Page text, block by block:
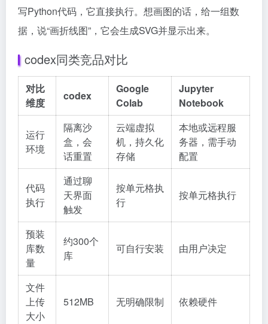
写Python代码，它直接执行。想画图的话，给一组数
据，说“画折线图”，它会生成SVG并显示出来。
codex同类竞品对比
对比
维度
codex
Google
Colab
Jupyter
Notebook
运行
环境
隔离沙
盒，会
话重置
云端虚拟
机，持久化
存储
本地或远程服
务器，需手动
配置
代码
执行
通过聊
天界面
触发
按单元格执
行
按单元格执行
预装
库数
量
约300个
库
可自行安装 由用户决定
文件
上传
大小
512MB 无明确限制 依赖硬件